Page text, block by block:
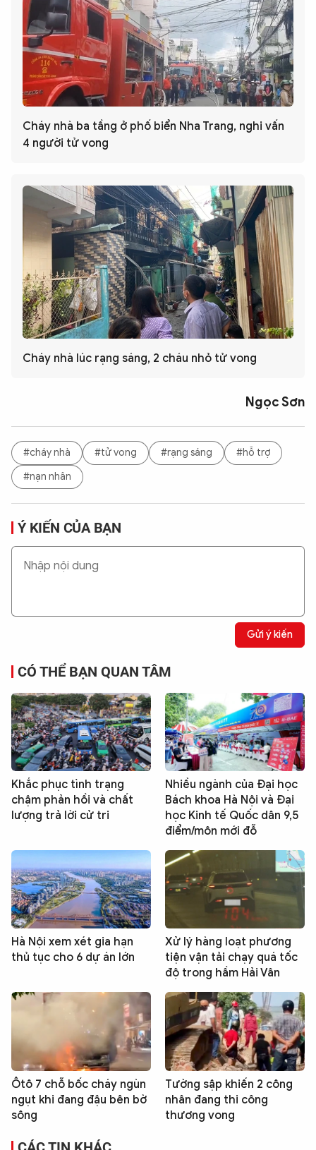
Cháy nhà ba tầng ở phố biển Nha Trang, nghi vấn
4 người tử vong
Cháy nhà lúc rạng sáng, 2 cháu nhỏ tử vong
Ngọc Sơn
#cháy nhà #tử vong #rạng sáng
#hỗ trợ
#nạn nhân
Ý KIẾN CỦA BẠN
Gửi ý kiến
CÓ THỂ BẠN QUAN TÂM
Khắc phục tình trạng
chậm phản hồi và chất
lượng trả lời cử tri
Nhiều ngành của Đại học
Bách khoa Hà Nội và Đại
học Kinh tế Quốc dân 9,5
điểm/môn mới đỗ
Hà Nội xem xét gia hạn
thủ tục cho 6 dự án lớn
Xử lý hàng loạt phương
tiện vận tải chạy quá tốc
độ trong hầm Hải Vân
Ôtô 7 chỗ bốc cháy ngùn
ngụt khi đang đậu bên bờ
sông
Tường sập khiến 2 công
nhân đang thi công
thương vong